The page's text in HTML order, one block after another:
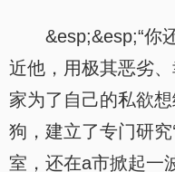
&esp;&esp;“你
近他，用极其恶劣
家为了自己的私欲
狗，建立了专门研究
室，还在a市掀起一